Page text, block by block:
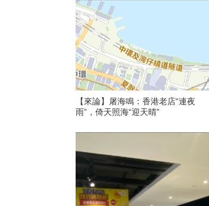
【來論】屠海鳴：香港老店“連夜
雨”，倚天照海“迎天晴”